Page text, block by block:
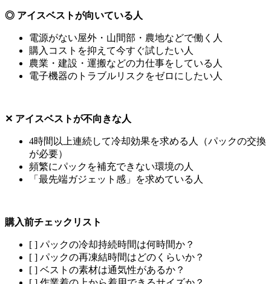
◎ アイスベストが向いている人
電源がない屋外・山間部・農地などで働く人
購入コストを抑えて今すぐ試したい人
農業・建設・運搬などの力仕事をしている人
電子機器のトラブルリスクをゼロにしたい人
✕ アイスベストが不向きな人
4時間以上連続して冷却効果を求める人（パックの交換
が必要）
頻繁にパックを補充できない環境の人
「最先端ガジェット感」を求めている人
購入前チェックリスト
[ ] パックの冷却持続時間は何時間か？
[ ] パックの再凍結時間はどのくらいか？
[ ] ベストの素材は通気性があるか？